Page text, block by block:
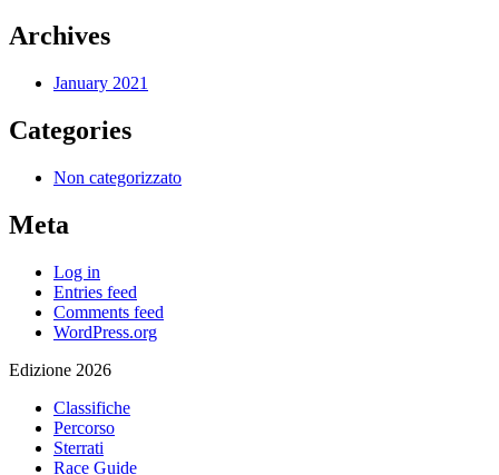
Archives
January 2021
Categories
Non categorizzato
Meta
Log in
Entries feed
Comments feed
WordPress.org
Edizione 2026
Classifiche
Percorso
Sterrati
Race Guide